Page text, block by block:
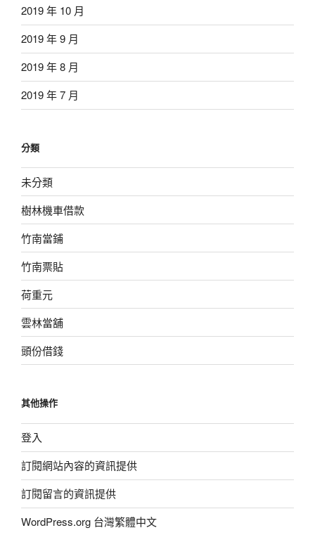
2019 年 10 月
2019 年 9 月
2019 年 8 月
2019 年 7 月
分類
未分類
樹林機車借款
竹南當鋪
竹南票貼
荷重元
雲林當舖
頭份借錢
其他操作
登入
訂閱網站內容的資訊提供
訂閱留言的資訊提供
WordPress.org 台灣繁體中文